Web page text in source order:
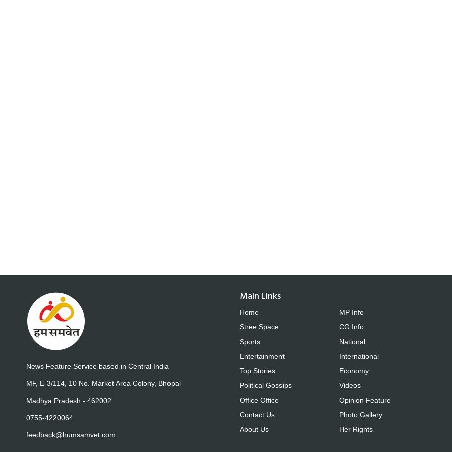
News Feature Service based in Central India
MF, E-3/114, 10 No. Market Area Colony, Bhopal
Madhya Pradesh - 462002
0755-4220064
feedback@humsamvet.com
Main Links
Home
Stree Space
Sports
Entertainment
Top Stories
Political Gossips
Office Office
Contact Us
About Us
MP Info
CG Info
National
International
Economy
Videos
Opinion Feature
Photo Gallery
Her Rights